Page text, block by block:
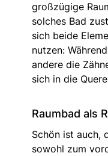
großzügige
solches Bad
sich beide
nutzen:
andere die
sich in die
Raumbad als
Schön ist auch,
sowohl zum